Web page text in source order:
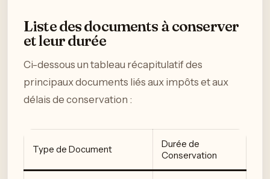
Liste des documents à conserver
et leur durée
Ci-dessous un tableau récapitulatif des
principaux documents liés aux impôts et aux
délais de conservation :
Type de Document
Durée de
Conservation